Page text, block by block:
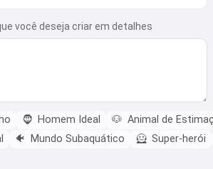
você deseja criar em detalhes
🧔 Homem Ideal 🐶 Animal de
🐠 Mundo Subaquático 🦸 Super-herói